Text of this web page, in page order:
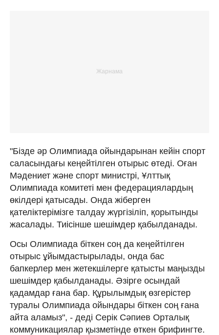
"Бізде әр Олимпиада ойындарынан кейін спорт
саласындағы кеңейтілген отырыс өтеді. Оған
Мәдениет және спорт министрі, Ұлттық
Олимпиада комитеті мен федерациялардың
өкілдері қатысады. Онда жіберген
қателіктерімізге талдау жүргізіліп, қорытынды
жасалады. Тиісінше шешімдер қабылданады.
Осы Олимпиада біткен соң да кеңейтілген
отырыс ұйымдастырылады, онда бас
бапкерлер мен жетекшілерге қатысты маңызды
шешімдер қабылданады. Әзірге осындай
қадамдар ғана бар. Құрылымдық өзгерістер
туралы Олимпиада ойындары біткен соң ғана
айта аламыз", - деді Серік Сәпиев Орталық
коммуникациялар қызметінде өткен брифингте.